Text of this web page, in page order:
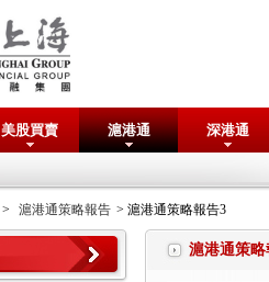
美股買賣 滬港通 深港通
> 滬港通策略報告 > 滬港通策略報告3
滬港通策略